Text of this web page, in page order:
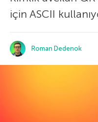
için ASCII
Roman Dedenok